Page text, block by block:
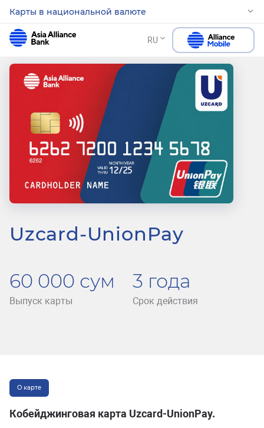
Карты в национальной валюте
RU
Uzcard-UnionPay
60 000 сум
Выпуск карты
3 года
Срок действия
О карте
Кобейджинговая карта Uzcard-UnionPay.